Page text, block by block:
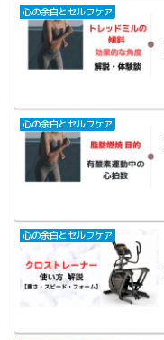
心の余白とセルフケア
心の余白とセルフケア
心の余白とセルフケア